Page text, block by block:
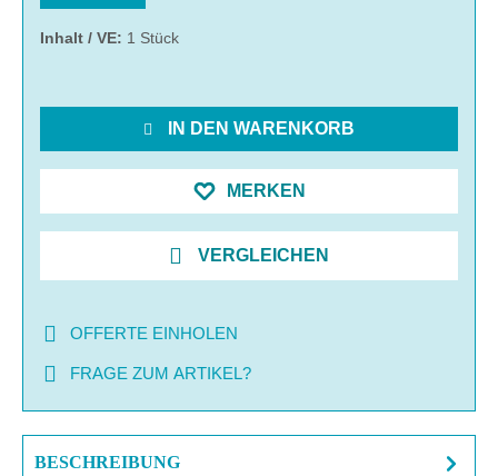
Inhalt / VE: 1 Stück
IN DEN WARENKORB
MERKEN
VERGLEICHEN
OFFERTE EINHOLEN
FRAGE ZUM ARTIKEL?
BESCHREIBUNG